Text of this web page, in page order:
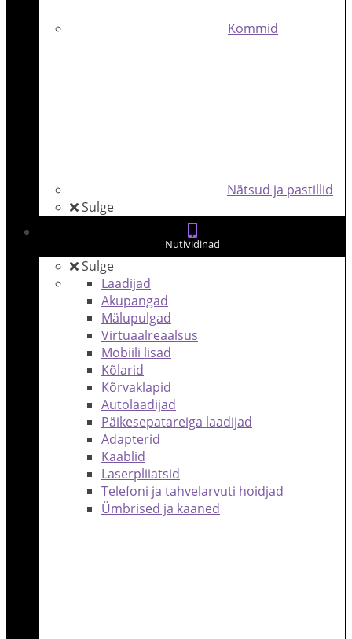
Kommid
Nätsud ja pastillid
Sulge
Nutividinad
Sulge
Laadijad
Akupangad
Mälupulgad
Virtuaalreaalsus
Mobiili lisad
Kõlarid
Kõrvaklapid
Autolaadijad
Päikesepatareiga laadijad
Adapterid
Kaablid
Laserpliiatsid
Telefoni ja tahvelarvuti hoidjad
Ümbrised ja kaaned